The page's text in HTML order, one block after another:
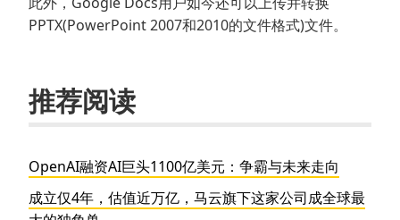
PPTX(PowerPoint 2007和2010的文件格式)文件。
推荐阅读
OpenAI融资AI巨头1100亿美元：争霸与未来走向
成立仅4年，估值近万亿，马云旗下这家公司成全球最